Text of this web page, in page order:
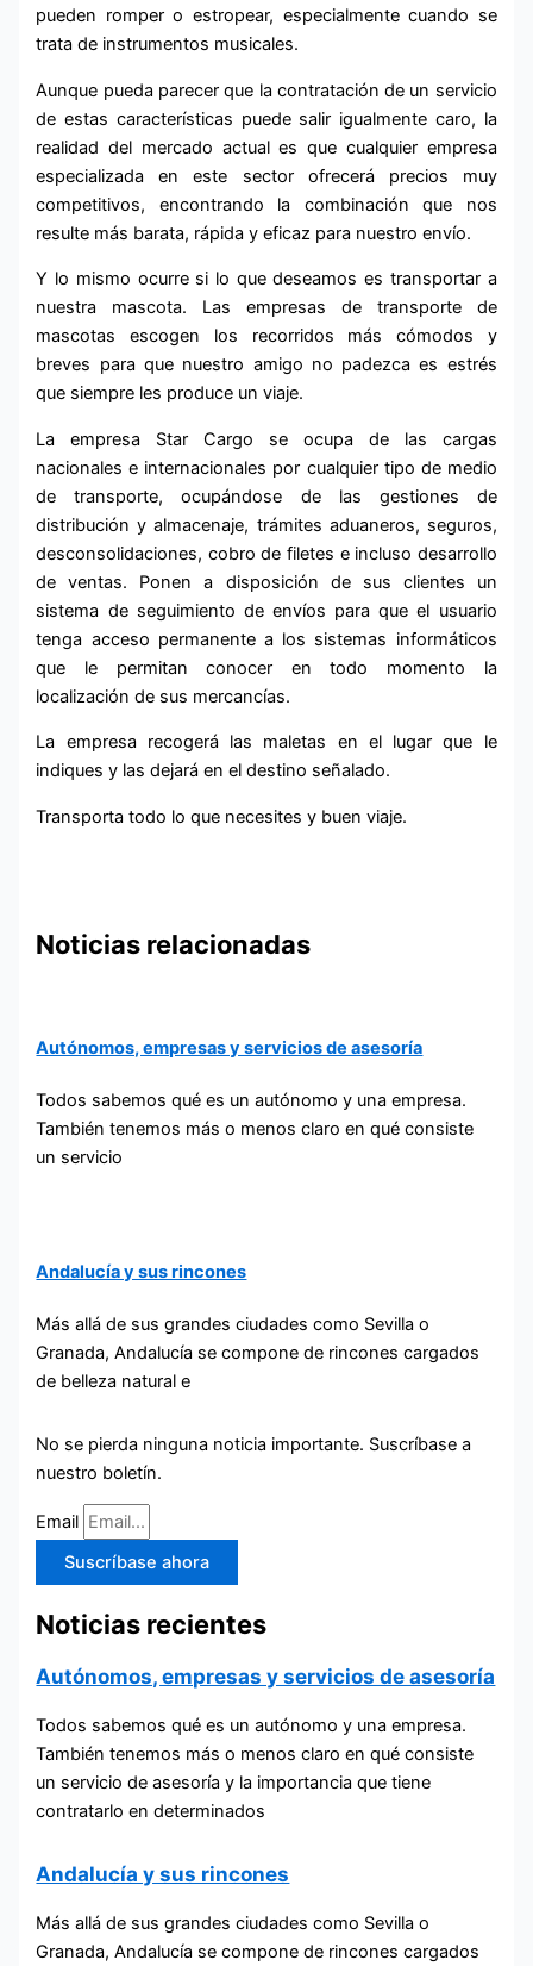
pueden romper o estropear, especialmente cuando se
trata de instrumentos musicales.
Aunque pueda parecer que la contratación de un servicio
de estas características puede salir igualmente caro, la
realidad del mercado actual es que cualquier empresa
especializada en este sector ofrecerá precios muy
competitivos, encontrando la combinación que nos
resulte más barata, rápida y eficaz para nuestro envío.
Y lo mismo ocurre si lo que deseamos es transportar a
nuestra mascota. Las empresas de transporte de
mascotas escogen los recorridos más cómodos y
breves para que nuestro amigo no padezca es estrés
que siempre les produce un viaje.
La empresa Star Cargo se ocupa de las cargas
nacionales e internacionales por cualquier tipo de medio
de transporte, ocupándose de las gestiones de
distribución y almacenaje, trámites aduaneros, seguros,
desconsolidaciones, cobro de filetes e incluso desarrollo
de ventas. Ponen a disposición de sus clientes un
sistema de seguimiento de envíos para que el usuario
tenga acceso permanente a los sistemas informáticos
que le permitan conocer en todo momento la
localización de sus mercancías.
La empresa recogerá las maletas en el lugar que le
indiques y las dejará en el destino señalado.
Transporta todo lo que necesites y buen viaje.
Noticias relacionadas
Autónomos, empresas y servicios de asesoría
Todos sabemos qué es un autónomo y una empresa.
También tenemos más o menos claro en qué consiste
un servicio
Andalucía y sus rincones
Más allá de sus grandes ciudades como Sevilla o
Granada, Andalucía se compone de rincones cargados
de belleza natural e
No se pierda ninguna noticia importante. Suscríbase a
nuestro boletín.
Email
Suscríbase ahora
Noticias recientes
Autónomos, empresas y servicios de asesoría
Todos sabemos qué es un autónomo y una empresa.
También tenemos más o menos claro en qué consiste
un servicio de asesoría y la importancia que tiene
contratarlo en determinados
Andalucía y sus rincones
Más allá de sus grandes ciudades como Sevilla o
Granada, Andalucía se compone de rincones cargados